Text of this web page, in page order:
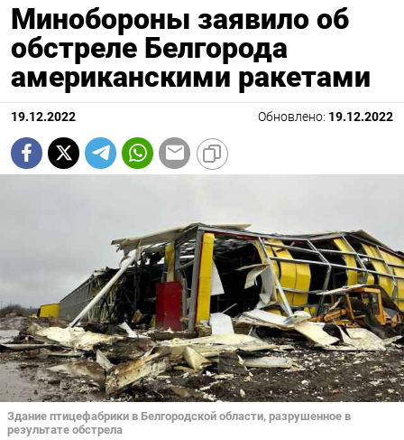
Минобороны заявило об
обстреле Белгорода
американскими ракетами
19.12.2022 Обновлено: 19.12.2022
Здание птицефабрики в Белгородской области, разрушенное в
результате обстрела